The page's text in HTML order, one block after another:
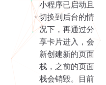
小程序已启动且
切换到后台的情
况下，再通过分
享卡片进入，会
新创建新的页面
栈，之前的页面
栈会销毁。目前